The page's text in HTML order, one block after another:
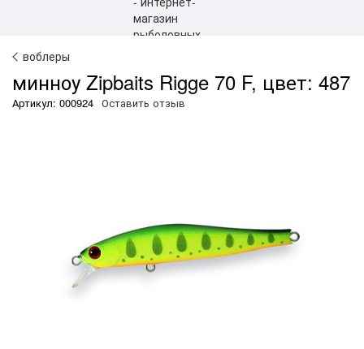
воблеры
минноу Zipbaits Rigge 70 F, цвет: 487
Артикул: 000924 Оставить отзыв